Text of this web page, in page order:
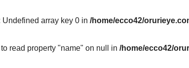
Undefined array key 0 in /home/ecco42/
to read property "name" on null in /home/ecco42/